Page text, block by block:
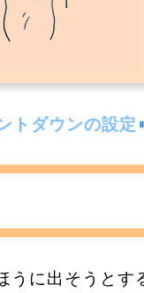
トダウンの設定
に出そうとす